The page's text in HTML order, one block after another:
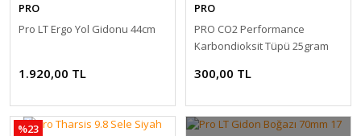
PRO
Pro LT Ergo Yol Gidonu 44cm
1.920,00 TL
PRO
PRO CO2 Performance
Karbondioksit Tüpü 25gram
300,00 TL
%23